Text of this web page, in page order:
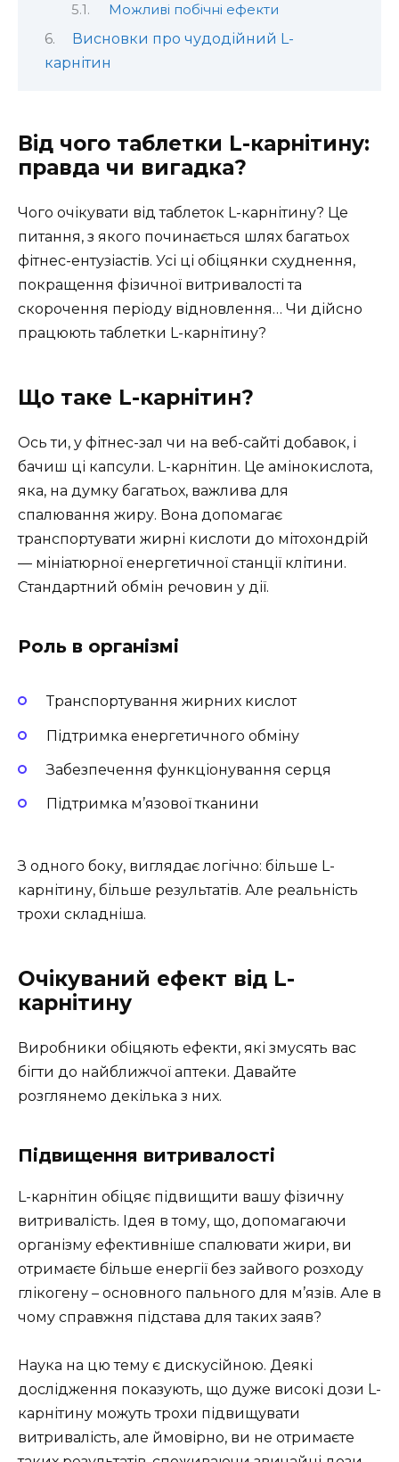
Можливі побічні ефекти
Висновки про чудодійний L-
карнітин
Від чого таблетки L-карнітину:
правда чи вигадка?
Чого очікувати від таблеток L-карнітину? Це
питання, з якого починається шлях багатьох
фітнес-ентузіастів. Усі ці обіцянки схуднення,
покращення фізичної витривалості та
скорочення періоду відновлення… Чи дійсно
працюють таблетки L-карнітину?
Що таке L-карнітин?
Ось ти, у фітнес-зал чи на веб-сайті добавок, і
бачиш ці капсули. L-карнітин. Це амінокислота,
яка, на думку багатьох, важлива для
спалювання жиру. Вона допомагає
транспортувати жирні кислоти до мітохондрій
— мініатюрної енергетичної станції клітини.
Стандартний обмін речовин у дії.
Роль в організмі
Транспортування жирних кислот
Підтримка енергетичного обміну
Забезпечення функціонування серця
Підтримка м’язової тканини
З одного боку, виглядає логічно: більше L-
карнітину, більше результатів. Але реальність
трохи складніша.
Очікуваний ефект від L-
карнітину
Виробники обіцяють ефекти, які змусять вас
бігти до найближчої аптеки. Давайте
розглянемо декілька з них.
Підвищення витривалості
L-карнітин обіцяє підвищити вашу фізичну
витривалість. Ідея в тому, що, допомагаючи
організму ефективніше спалювати жири, ви
отримаєте більше енергії без зайвого розходу
глікогену – основного пального для м’язів. Але в
чому справжня підстава для таких заяв?
Наука на цю тему є дискусійною. Деякі
дослідження показують, що дуже високі дози L-
карнітину можуть трохи підвищувати
витривалість, але ймовірно, ви не отримаєте